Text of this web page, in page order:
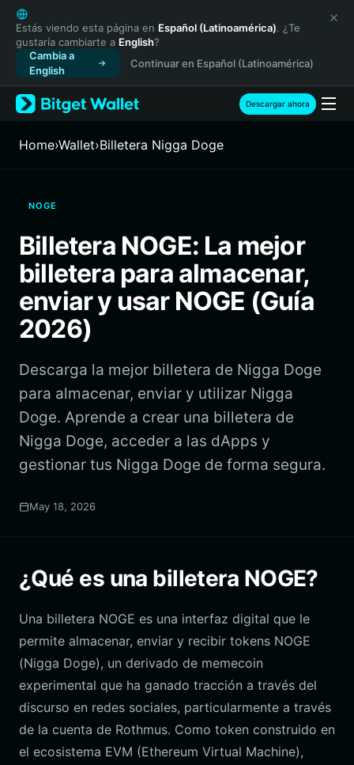
English
日本語
Tiếng Việt
Русский
Español (Latinoamérica)
Türkçe
Français
繁體中文
Bahasa Indonesia
ภาษาไทย
Español
Português (Brasil)
Estás viendo esta página en Español (Latinoamérica). ¿Te
gustaría cambiarte a English?
Cambia a
English
Continuar en Español (Latinoamérica)
Descargar ahora
Home›Wallet›Billetera Nigga Doge
NOGE
Billetera NOGE: La mejor
billetera para almacenar,
enviar y usar NOGE (Guía
2026)
Descarga la mejor billetera de Nigga Doge
para almacenar, enviar y utilizar Nigga
Doge. Aprende a crear una billetera de
Nigga Doge, acceder a las dApps y
gestionar tus Nigga Doge de forma segura.
May 18, 2026
¿Qué es una billetera NOGE?
Una billetera NOGE es una interfaz digital que le
permite almacenar, enviar y recibir tokens NOGE
(Nigga Doge), un derivado de memecoin
experimental que ha ganado tracción a través del
discurso en redes sociales, particularmente a través
de la cuenta de Rothmus. Como token construido en
el ecosistema EVM (Ethereum Virtual Machine),